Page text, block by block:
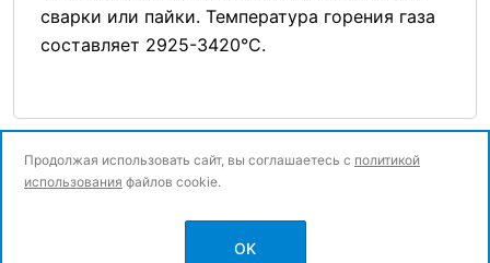
сварки или пайки. Температура горения газа
составляет 2925-3420°C.
Политика конфиденциальности
Продолжая использовать сайт, вы соглашаетесь с политикой
использования файлов cookie.
OK